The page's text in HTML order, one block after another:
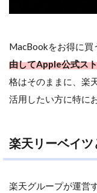
MacBookをお得に買
由してApple公式ス
格はそのままに、楽
活用したい方に特に
楽天リーベイツ
楽天グループが運営